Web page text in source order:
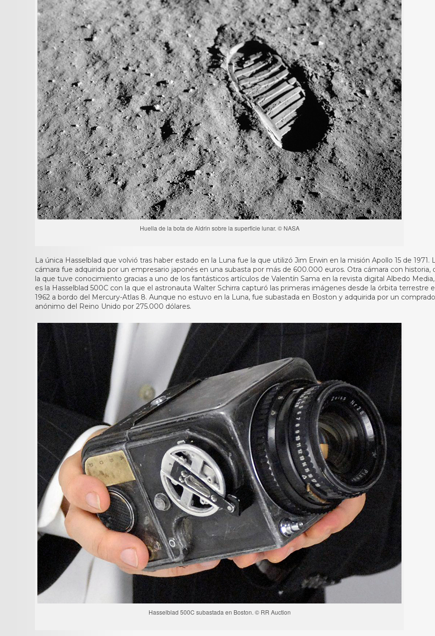
Huella de la bota de Aldrin sobre la superficie lunar. © NASA
La única Hasselblad que volvió tras haber estado en la Luna fue la que utilizó Jim Erwin en la misión Apollo 15 de 1971.
cámara fue adquirida por un empresario japonés en una subasta por más de 600.000 euros. Otra cámara con historia,
la que tuve conocimiento gracias a uno de los fantásticos artículos de Valentín Sama en la revista digital Albedo Media,
es la Hasselblad 500C con la que el astronauta Walter Schirra capturó las primeras imágenes desde la órbita terrestre
1962 a bordo del Mercury-Atlas 8. Aunque no estuvo en la Luna, fue subastada en Boston y adquirida por un
anónimo del Reino Unido por 275.000 dólares.
Hasselblad 500C subastada en Boston. © RR Auction